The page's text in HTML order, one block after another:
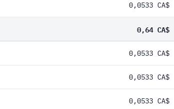
0,0533 CA$
0,64 CA$
0,0533 CA$
0,0533 CA$
0,0533 CA$